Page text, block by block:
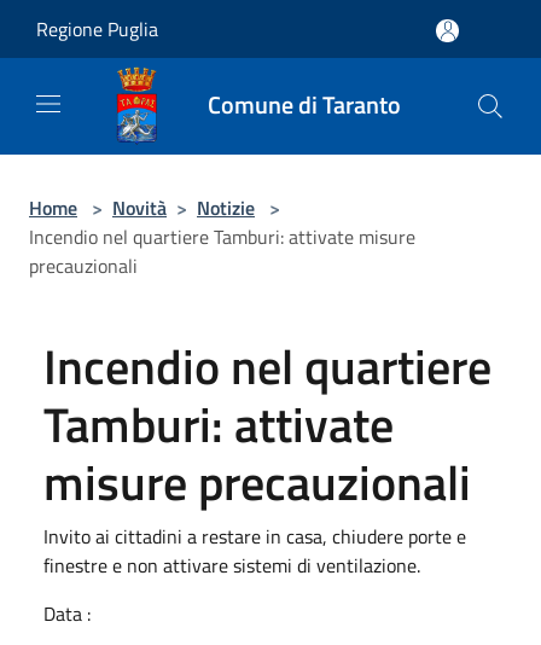
Regione Puglia
Comune di Taranto
Home > Novità > Notizie >
Incendio nel quartiere Tamburi: attivate misure
precauzionali
Incendio nel quartiere
Tamburi: attivate
misure precauzionali
Invito ai cittadini a restare in casa, chiudere porte e
finestre e non attivare sistemi di ventilazione.
Data :